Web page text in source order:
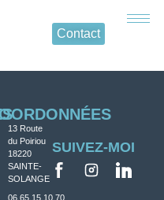
Contact
13 Route
du Poiriou
18220
SAINTE-
SOLANGE
06.65.15.10.70
SUIVEZ-MOI